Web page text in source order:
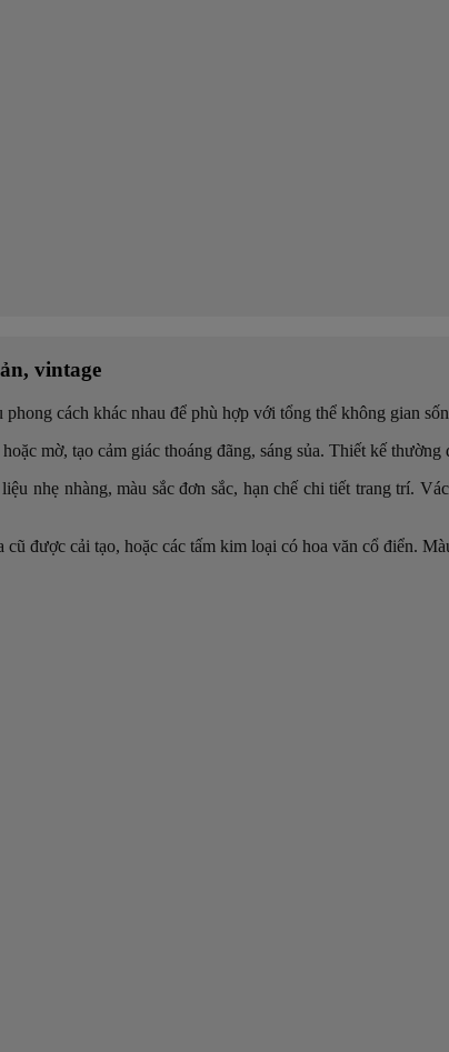
vintage
cách khác nhau để phù hợp với tổng thể không gian
mờ, tạo cảm giác thoáng đãng, sáng sủa. Thiết kế
nhẹ nhàng, màu sắc đơn sắc, hạn chế chi tiết trang trí.
được cải tạo, hoặc các tấm kim loại có hoa văn cổ điển.